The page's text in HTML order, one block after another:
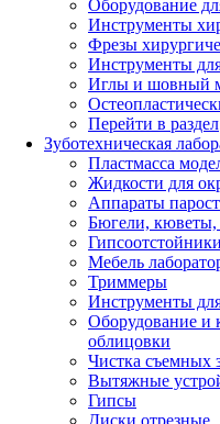
Оборудование
Инструменты
Фрезы
Инструменты
Иглы и шовный
Перейти в раздел
Зуботехническая
Пластмасса
Жидкости для
Аппараты
Бюгели, кюветы,
Гипсоотстойники
Мебель
Триммеры
Инструменты
Оборудование и
облицовки
Чистка съемных
Вытяжные
Гипсы
Диски отрезные